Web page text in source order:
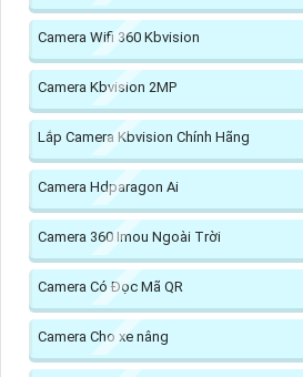
Camera Wifi 360 Kbvision
Camera Kbvision 2MP
Lắp Camera Kbvision Chính Hãng
Camera Hdparagon Ai
Camera 360 Imou Ngoài Trời
Camera Có Đọc Mã QR
Camera Cho xe nâng